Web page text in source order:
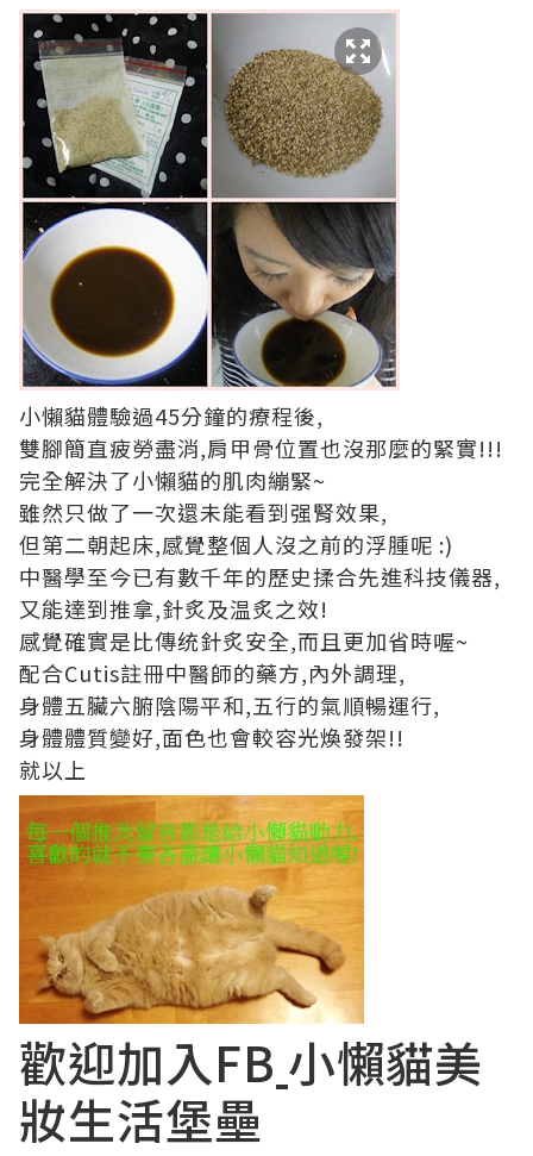
小懶貓體驗過45分鐘的療程後,
雙腳簡直疲勞盡消,肩甲骨位置也沒那麼的緊實!!!
完全解決了小懶貓的肌肉繃緊~
雖然只做了一次還未能看到强腎效果,
但第二朝起床,感覺整個人沒之前的浮腫呢 :)
中醫學至今已有數千年的歷史揉合先進科技儀器,
又能達到推拿,針炙及温炙之效!
感覺確實是比傳统針炙安全,而且更加省時喔~
配合Cutis註冊中醫師的藥方,內外調理,
身體五臟六腑陰陽平和,五行的氣順暢運行,
身體體質變好,面色也會較容光煥發架!!
就以上
歡迎加入FB 小懶貓美
妝生活堡壘